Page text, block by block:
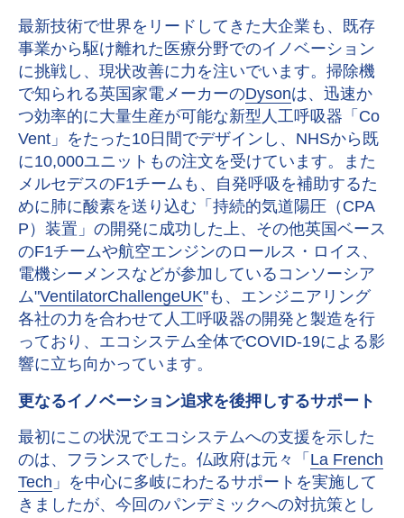
最新技術で世界をリードしてきた大企業も、既存
事業から駆け離れた医療分野でのイノベーション
に挑戦し、現状改善に力を注いでいます。掃除機
で知られる英国家電メーカーのDysonは、迅速か
つ効率的に大量生産が可能な新型人工呼吸器「Co
Vent」をたった10日間でデザインし、NHSから既
に10,000ユニットもの注文を受けています。また
メルセデスのF1チームも、自発呼吸を補助するた
めに肺に酸素を送り込む「持続的気道陽圧（CPA
P）装置」の開発に成功した上、その他英国ベース
のF1チームや航空エンジンのロールス・ロイス、
電機シーメンスなどが参加しているコンソーシア
ム"VentilatorChallengeUK"も、エンジニアリング
各社の力を合わせて人工呼吸器の開発と製造を行
っており、エコシステム全体でCOVID-19による影
響に立ち向かっています。
更なるイノベーション追求を後押しするサポート
最初にこの状況でエコシステムへの支援を示した
のは、フランスでした。仏政府は元々「 La French
Tech 」を中心に多岐にわたるサポートを実施して
きましたが、今回のパンデミックへの対抗策とし